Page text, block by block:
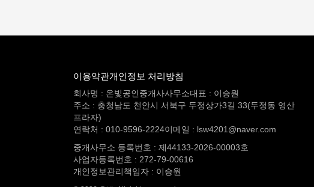
이용약관개인정보 처리방침
회사명 : 온빛공인중개사사무소대표 : 이승원
주소 : 충청남도 천안시 서북구 두정상가3길 33(두정동 영산
프라자)
연락처 : 010-9596-2224이메일 : lsw4201@naver.com
중개사무소 등록번호 : 제44133-2026-00003호
사업자등록번호 : 272-79-00616
개인정보관리책임자 : 이승원